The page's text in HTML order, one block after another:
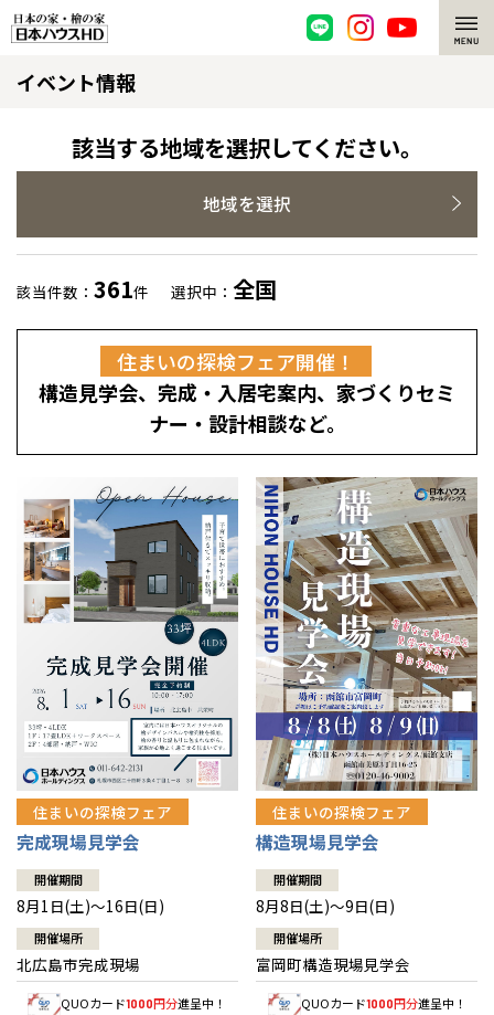
脱炭素・檜の家
環境にやさしい、脱炭素社会の住宅
耐震構造
高耐久住宅
高断熱・高気密の家
エネルギー自給自足
感謝訪問・長期保証
直営工事
1メーターモジュール
冷暖房標準装備
24時間対応コールセンター
デザイン賞各種受賞
セントラルヒーティング
選ばれる理由
檜の魅力 トップ
檜と日本人
1000年を超えて生きる檜
知られざる檜の効果・作用
理想の木材「檜」
注文住宅
グレートステージ
平屋の家
外観・インテリア集
暮らし方提案
住まいのコラム
住まいのお手入れ集
リフォーム トップ
選ばれる理由
リフォームの流れ
介護保険利用で快適リフォーム
賃貸併用住宅のメリット
安心のサポートシステム
展示場案内
分譲住宅・土地
分譲マンション
分譲マンション トップ
ワザックとは
高い信頼性
安心の管理体制
ギャラリー
会社情報
会社情報 トップ
ニュースリリース
代表ごあいさつ
企業理念
会社概要
お問い合わせ
会員サイト
イベント情報
該当する地域を選択してください。
地域を選択
該当件数： 361件 選択中： 全国
住まいの探検フェア開催！
構造見学会、完成・入居宅案内、家づくりセミ
ナー・設計相談など。
住まいの探検フェア
完成現場見学会
開催期間
8月1日(土)～16日(日)
開催場所
北広島市完成現場
QUOカード1000円分進呈中！
住まいの探検フェア
構造現場見学会
開催期間
8月8日(土)～9日(日)
開催場所
富岡町構造現場見学会
QUOカード1000円分進呈中！